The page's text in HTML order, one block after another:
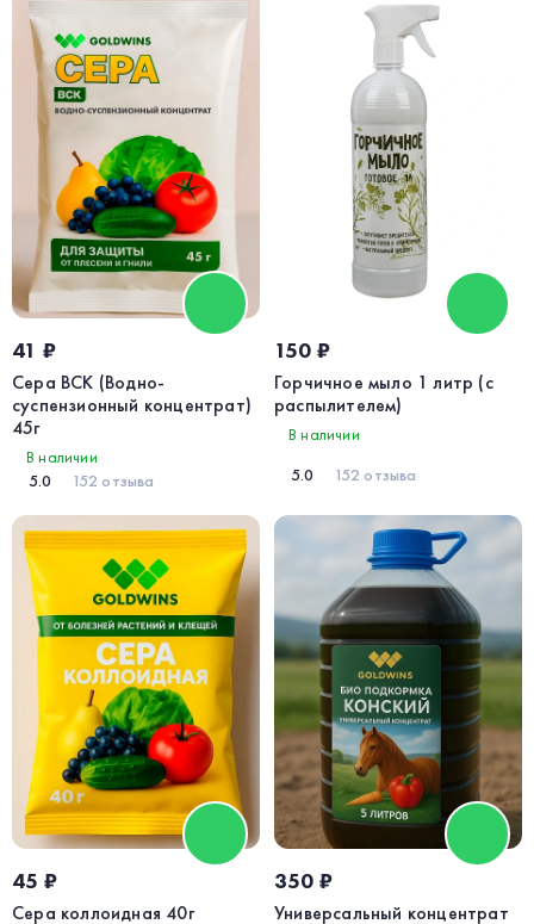
41 ₽
Сера ВСК (Водно-
суспензионный концентрат)
45г
В наличии
5.0
152 отзыва
150 ₽
Горчичное мыло 1 литр (с
распылителем)
В наличии
5.0
152 отзыва
45 ₽
Сера коллоидная 40г
350 ₽
Универсальный концентрат